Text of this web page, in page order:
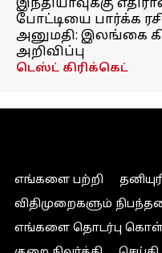
இந்தியாவுக்கு
போட்டியை பார்க்க
அனுமதி: இலங்கை
அறிவிப்பு
டெஸ்ட் கிரிக்கெட்
எங்களை பற்றி
விதிமுறைகளும்
எங்களை தொடர்பு